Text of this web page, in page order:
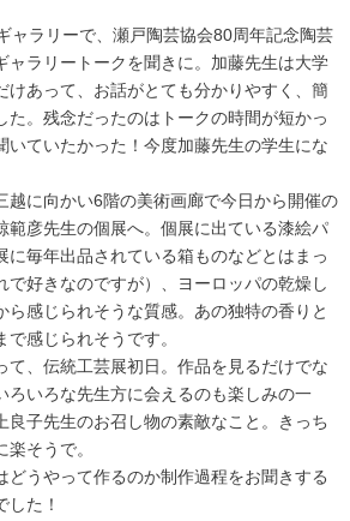
ャラリーで、瀬戸陶芸協会80周年記念陶芸
ャラリートークを聞きに。加藤先生は大学
けあって、お話がとても分かりやすく、簡
た。残念だったのはトークの時間が短かっ
いていたかった！今度加藤先生の学生にな
越に向かい6階の美術画廊で今日から開催の
範彦先生の個展へ。個展に出ている漆絵パ
に毎年出品されている箱ものなどとはまっ
で好きなのですが）、ヨーロッパの乾燥し
ら感じられそうな質感。あの独特の香りと
感じられそうです。
て、伝統工芸展初日。作品を見るだけでな
ろいろな先生方に会えるのも楽しみの一
良子先生のお召し物の素敵なこと。きっち
そうで。
どうやって作るのか制作過程をお聞きする
した！